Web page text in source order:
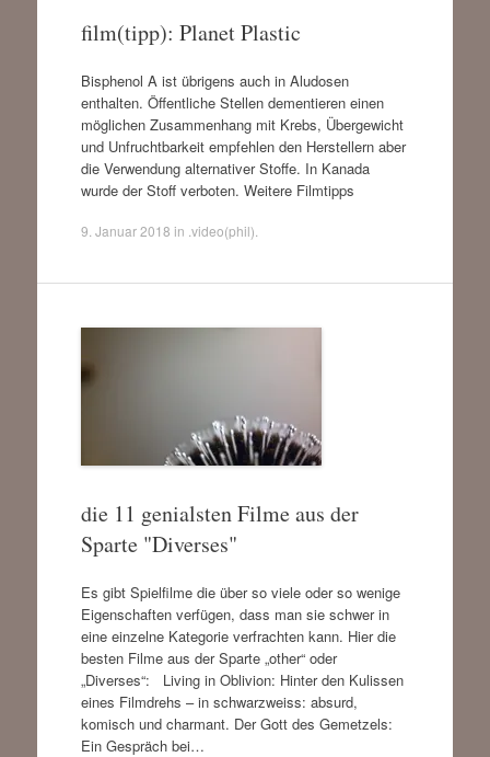
film(tipp): Planet Plastic
Bisphenol A ist übrigens auch in Aludosen
enthalten. Öffentliche Stellen dementieren einen
möglichen Zusammenhang mit Krebs, Übergewicht
und Unfruchtbarkeit empfehlen den Herstellern aber
die Verwendung alternativer Stoffe. In Kanada
wurde der Stoff verboten. Weitere Filmtipps
9. Januar 2018 in .video(phil)
die 11 genialsten Filme aus der
Sparte "Diverses"
Es gibt Spielfilme die über so viele oder so wenige
Eigenschaften verfügen, dass man sie schwer in
eine einzelne Kategorie verfrachten kann. Hier die
besten Filme aus der Sparte „other“ oder
„Diverses“: Living in Oblivion: Hinter den Kulissen
eines Filmdrehs – in schwarzweiss: absurd,
komisch und charmant. Der Gott des Gemetzels:
Ein Gespräch bei…